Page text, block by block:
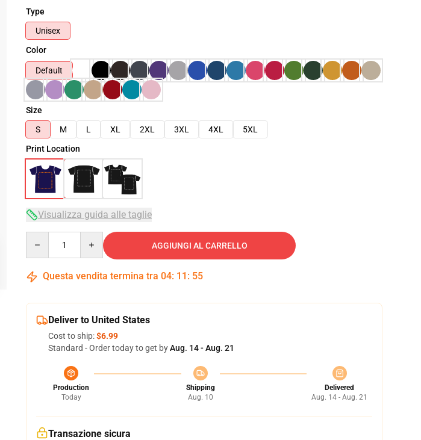
Type
Unisex
Color
Default
Size
S
M L XL 2XL 3XL 4XL
5XL
Print Location
Visualizza guida alle taglie
AGGIUNGI AL CARRELLO
Questa vendita termina tra 04: 11 : 54
Deliver to United States
Cost to ship:$6.99
Standard - Order today to get byAug. 14 - Aug. 21
Production
Today
Shipping
Aug. 10
Delivered
Aug. 14 - Aug. 21
Transazione sicura